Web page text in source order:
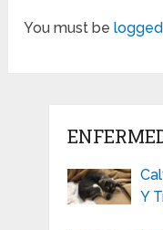
You must be
Y